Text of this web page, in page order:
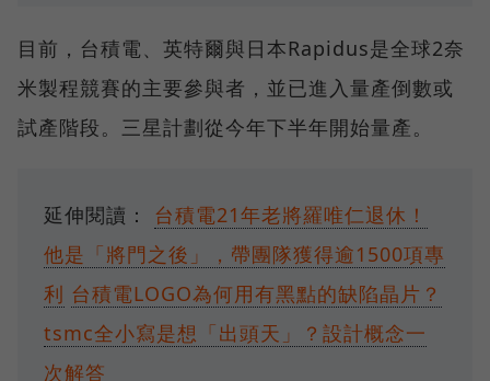
目前，台積電、英特爾與日本Rapidus是全球2奈
米製程競賽的主要參與者，並已進入量產倒數或
試產階段。三星計劃從今年下半年開始量產。
延伸閱讀： 台積電21年老將羅唯仁退休！
他是「將門之後」，帶團隊獲得逾1500項專
利 台積電LOGO為何用有黑點的缺陷晶片？
tsmc全小寫是想「出頭天」？設計概念一
次解答